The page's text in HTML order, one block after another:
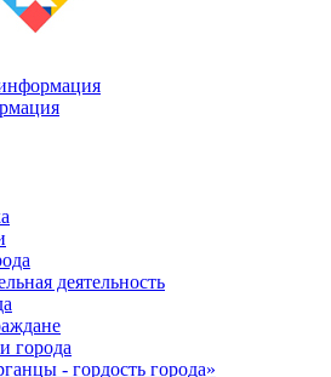
деятельность
города
- гордость города»